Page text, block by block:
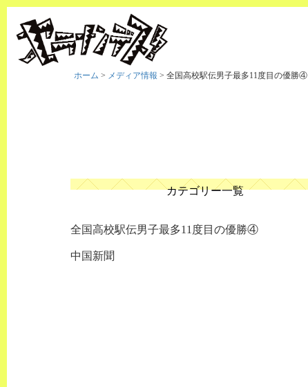
ホーム > メディア情報 > 全国高校駅伝男子最多11度目の優勝④
カテゴリー一覧
全国高校駅伝男子最多11度目の優勝④
中国新聞